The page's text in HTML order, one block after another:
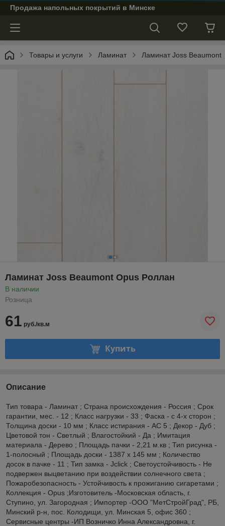
Продажа напольных покрытий в Минске
Товары и услуги Ламинат Ламинат Joss Beaumont
Ламинат Joss Beaumont Opus Роллан
В наличии
Розница
61 руб./кв.м
Купить
Описание
Тип товара - Ламинат ; Страна происхождения - Россия ; Срок
гарантии, мес. - 12 ; Класс нагрузки - 33 ; Фаска - с 4-х сторон ;
Толщина доски - 10 мм ; Класс истирания - AC 5 ; Декор - Дуб ;
Цветовой тон - Светлый ; Влагостойкий - Да ; Имитация
материала - Дерево ; Площадь пачки - 2,21 м.кв ; Тип рисунка -
1-полосный ; Площадь доски - 1387 x 145 мм ; Количество
досок в пачке - 11 ; Тип замка - Jclick ; Светоустойчивость - Не
подвержен выцветанию при воздействии солнечного света ;
Пожаробезопасность - Устойчивость к прожиганию сигаретами ;
Коллекция - Opus ;Изготовитель -Московская область, г.
Ступино, ул. Загородная ; Импортер -ООО "МетСтройГрад", РБ,
Минский р-н, пос. Колодищи, ул. Минская 5, офис 360 ;
Сервисные центры -ИП Возничко Инна Александровна, г.